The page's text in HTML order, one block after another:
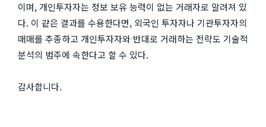
이며, 개인투자자는 정보 보유 능력이 없는 거래자로 알려져 있
다. 이 같은 결과를 수용한다면, 외국인 투자자나 기관투자자의
매매를 추종하고 개인투자자와 반대로 거래하는 전략도 기술적
분석의 범주에 속한다고 할 수 있다.
감사합니다.